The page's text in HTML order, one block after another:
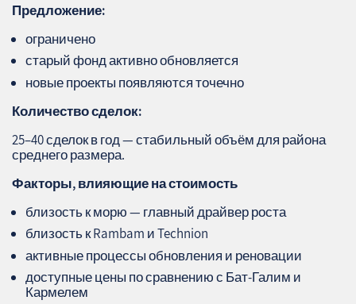
Предложение:
ограничено
старый фонд активно обновляется
новые проекты появляются точечно
Количество сделок:
25–40 сделок в год — стабильный объём для района
среднего размера.
Факторы, влияющие на стоимость
близость к морю — главный драйвер роста
близость к Rambam и Technion
активные процессы обновления и реновации
доступные цены по сравнению с Бат‑Галим и
Кармелем